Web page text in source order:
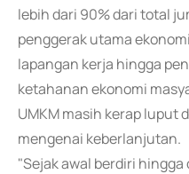
lebih dari 90% dari total
penggerak utama
lapangan kerja hingga
ketahanan ekonomi
UMKM masih kerap luput
mengenai keberlanjutan.
"Sejak awal berdiri